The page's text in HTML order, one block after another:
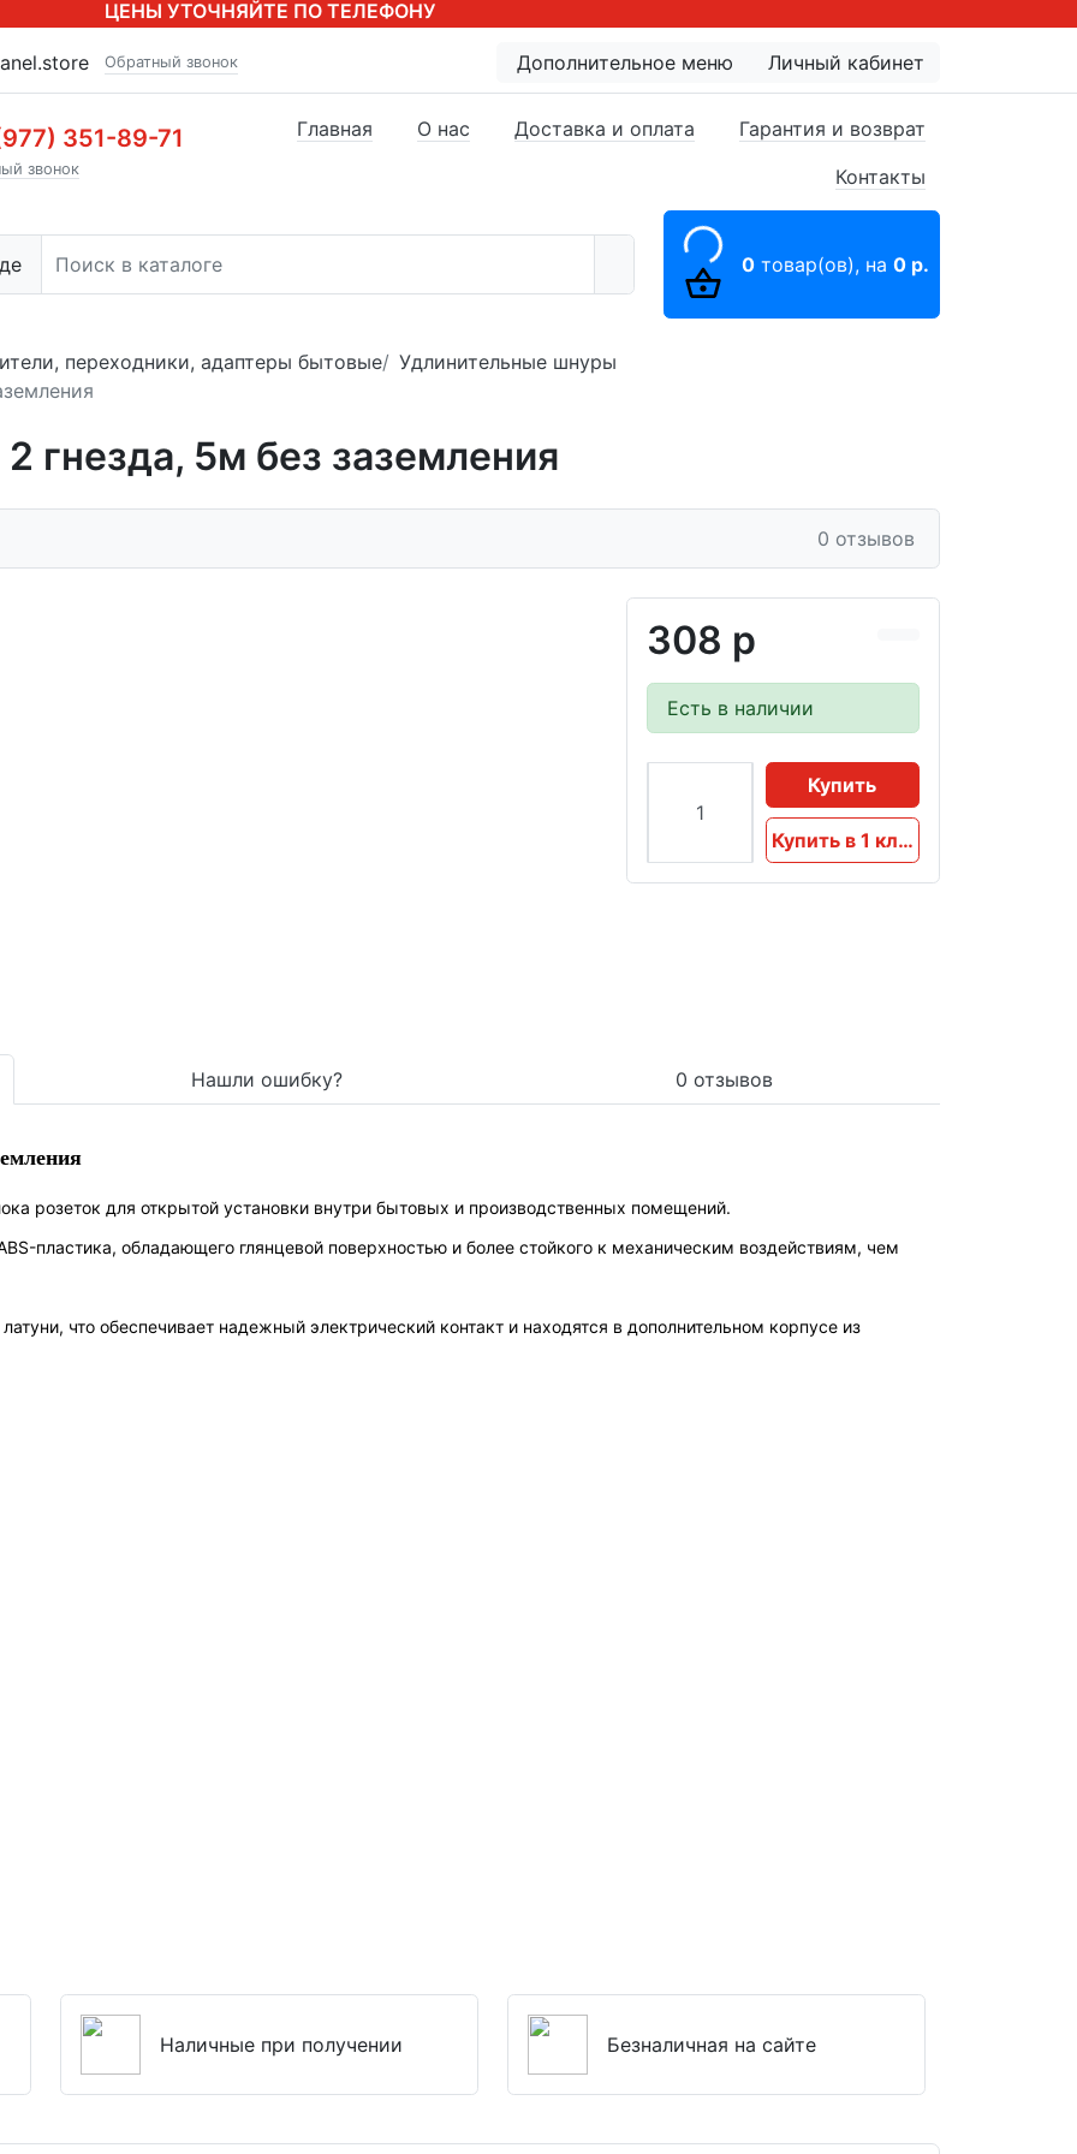
ЦЕНЫ УТОЧНЯЙТЕ ПО ТЕЛЕФОНУ
Обратный звонок Дополнительное меню Личный кабинет
351-89-71
звонок
Главная О нас Доставка и оплата
Гарантия и возврат
Контакты
0 товар(ов), на 0 р.
переходники, адаптеры бытовые
Удлинительные шнуры
гнезда, 5м без заземления
0 отзывов
308 р
Есть в наличии
Купить
Купить в 1 клик
Нашли ошибку? 0 отзывов
розеток для открытой установки внутри бытовых и производственных помещений.
пластика, обладающего глянцевой поверхностью и более стойкого к механическим воздействиям, чем
что обеспечивает надежный электрический контакт и находятся в дополнительном корпусе из
Наличные при получении Безналичная на сайте